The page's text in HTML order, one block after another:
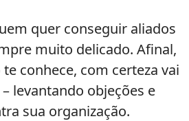
quer conseguir aliados
muito delicado. Afinal,
conhece, com certeza vai
levantando objeções e
sua organização.